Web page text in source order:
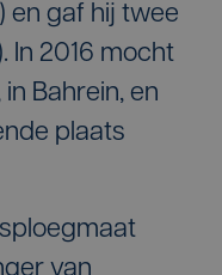
en gaf hij twee
In 2016 mocht
Bahrein, en
plaats